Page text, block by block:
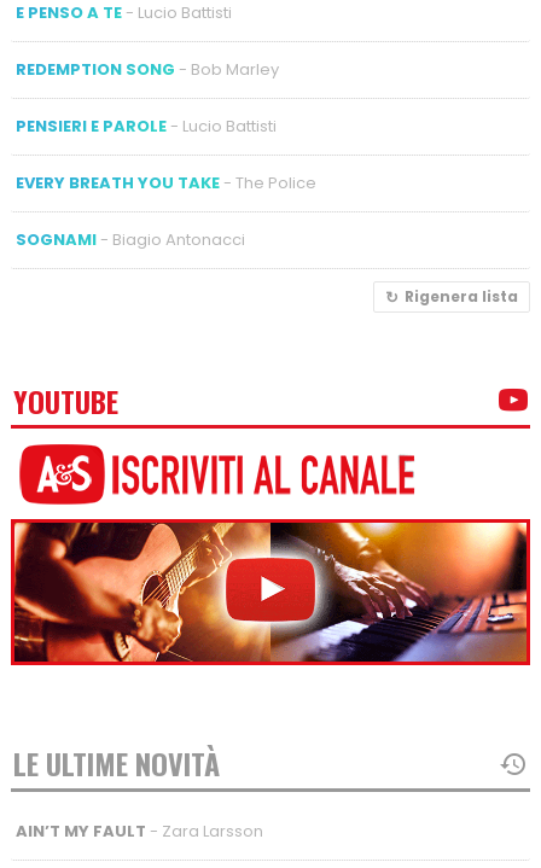
E PENSO A TE- Lucio Battisti
REDEMPTION SONG - Bob Marley
PENSIERI E PAROLE- Lucio Battisti
EVERY BREATH YOU TAKE- The Police
SOGNAMI- Biagio Antonacci
Rigenera lista
YOUTUBE
LE ULTIME NOVITÀ
AIN’T MY FAULT - Zara Larsson